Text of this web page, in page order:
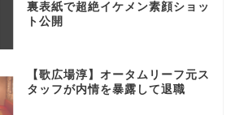
裏表紙で超絶イケメン素顔ショッ
ト公開
【歌広場淳】オータムリーフ元ス
タッフが内情を暴露して退職